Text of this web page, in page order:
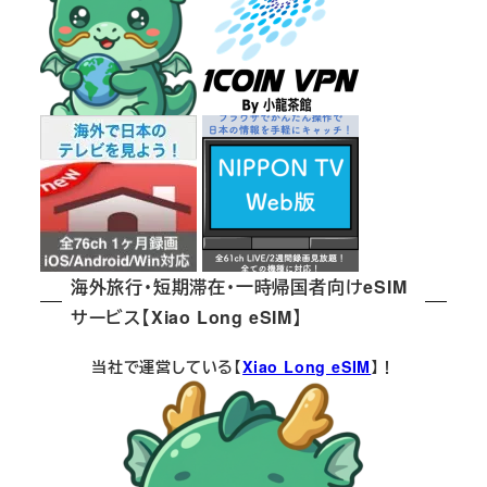
海外旅行・短期滞在・一時帰国者向けeSIM
サービス【Xiao Long eSIM】
当社で運営している【Xiao Long eSIM】！